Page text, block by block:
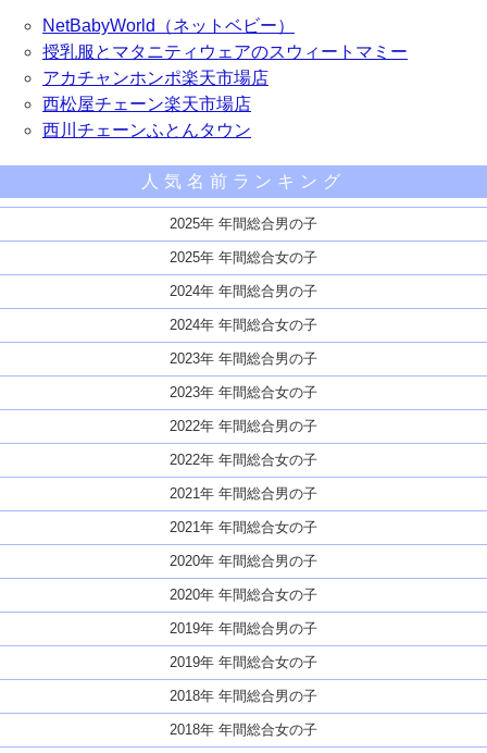
NetBabyWorld（ネットベビー）
授乳服とマタニティウェアのスウィートマミー
アカチャンホンポ楽天市場店
西松屋チェーン楽天市場店
西川チェーンふとんタウン
人気名前ランキング
2025年 年間総合男の子
2025年 年間総合女の子
2024年 年間総合男の子
2024年 年間総合女の子
2023年 年間総合男の子
2023年 年間総合女の子
2022年 年間総合男の子
2022年 年間総合女の子
2021年 年間総合男の子
2021年 年間総合女の子
2020年 年間総合男の子
2020年 年間総合女の子
2019年 年間総合男の子
2019年 年間総合女の子
2018年 年間総合男の子
2018年 年間総合女の子